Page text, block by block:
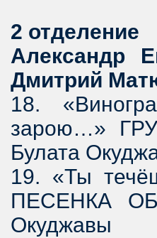
2 отделение
Александр
Дмитрий
18.
зарою…»
Булата
19. «Ты
ПЕСЕНКА ОБ
Окуджавы